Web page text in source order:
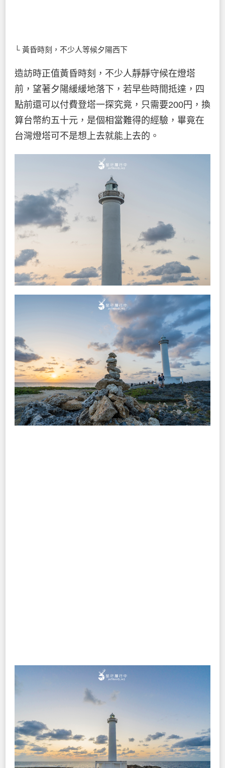
└ 黃昏時刻，不少人等候夕陽西下
造訪時正值黃昏時刻，不少人靜靜守候在燈塔
前，望著夕陽緩緩地落下，若早些時間抵達，四
點前還可以付費登塔一探究竟，只需要200円，換
算台幣約五十元，是個相當難得的經驗，畢竟在
台灣燈塔可不是想上去就能上去的。